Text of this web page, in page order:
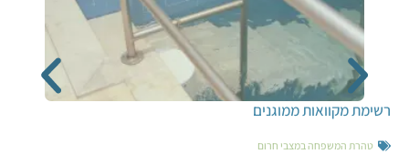
רשימת מקוואות ממוגנים
טהרת המשפחה במצבי חרום